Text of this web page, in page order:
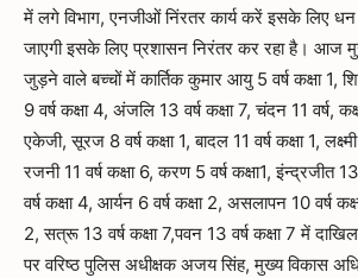
में लगे विभाग, एनजीओं निंरतर कार्य करें इसके लिए धन
जाएगी इसके लिए प्रशासन निरंतर कर रहा है। आज
जुड़ने वाले बच्चों में कार्तिक कुमार आयु 5 वर्ष कक्षा 1,
9 वर्ष कक्षा 4, अंजलि 13 वर्ष कक्षा 7, चंदन 11 वर्ष,
एकेजी, सूरज 8 वर्ष कक्षा 1, बादल 11 वर्ष कक्षा 1,
रजनी 11 वर्ष कक्षा 6, करण 5 वर्ष कक्षा1, इंन्द्रजीत
वर्ष कक्षा 4, आर्यन 6 वर्ष कक्षा 2, असलापन 10 वर्ष
2, सत्रू 13 वर्ष कक्षा 7,पवन 13 वर्ष कक्षा 7 में
पर वरिष्ठ पुलिस अधीक्षक अजय सिंह, मुख्य विकास